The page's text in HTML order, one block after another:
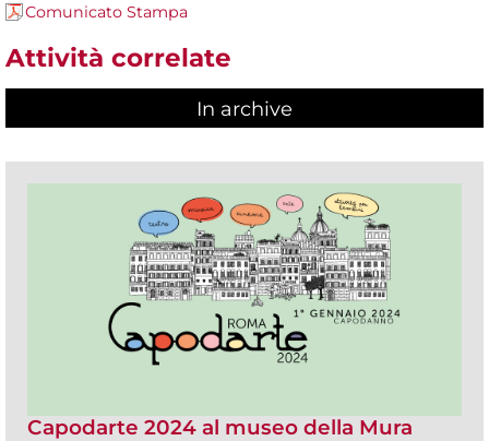
Comunicato Stampa
Attività correlate
In archive
Capodarte 2024 al museo della Mura